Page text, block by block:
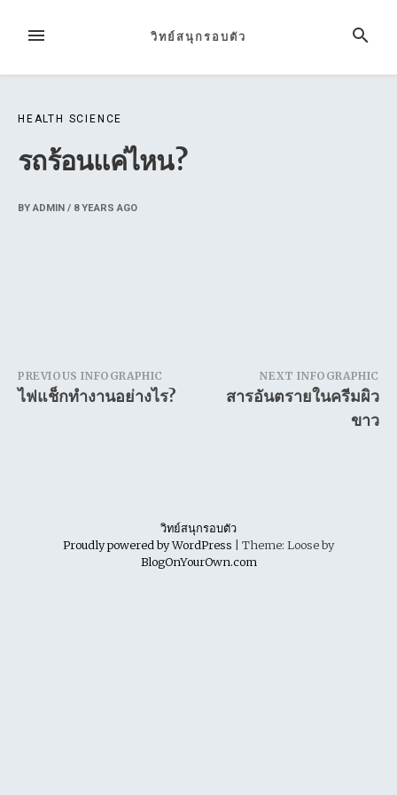
MENU SEARCH
วิทย์สนุกรอบตัว
HEALTH SCIENCE
รถร้อนแค่ไหน?
BYADMIN / 8 YEARS AGO
Post
navigation
PREVIOUS INFOGRAPHIC
ไฟแช็กทำงานอย่างไร?
NEXT INFOGRAPHIC
สารอันตรายในครีมผิว
ขาว
วิทย์สนุกรอบตัว
Proudly powered by WordPress
Theme: Loose by
BlogOnYourOwn.com